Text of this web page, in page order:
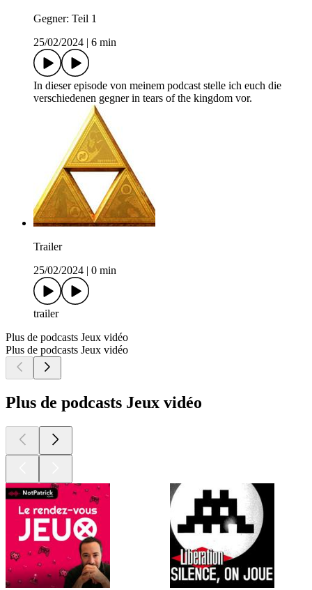
Gegner: Teil 1
25/02/2024
6 min
In dieser episode von meinem podcast stelle ich euch die
verschiedenen gegner in tears of the kingdom vor.
Trailer
25/02/2024
0 min
trailer
Plus de podcasts Jeux vidéo
Plus de podcasts Jeux vidéo
Plus de podcasts Jeux vidéo